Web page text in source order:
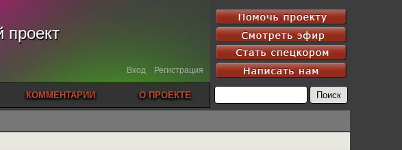
проект
Вход Регистрация
КОММЕНТАРИИ О ПРОЕКТЕ